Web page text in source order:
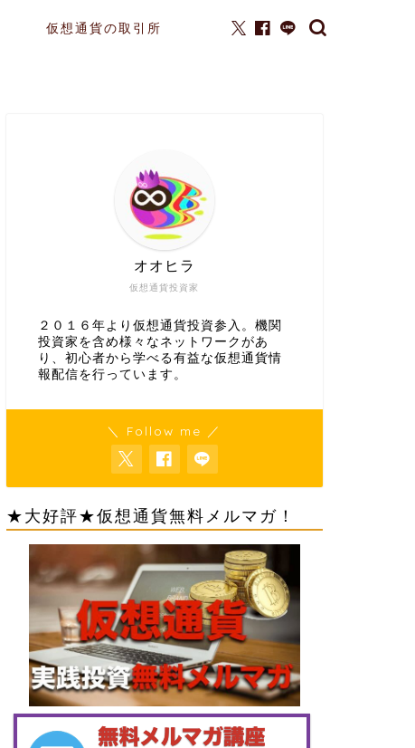
仮想通貨の取引所
仮想通貨投資家
オオヒラ
２０１６年より仮想通貨投資参入。機関
投資家を含め様々なネットワークがあ
り、初心者から学べる有益な仮想通貨情
報配信を行っています。
＼ Follow me ／
★大好評★仮想通貨無料メルマガ！